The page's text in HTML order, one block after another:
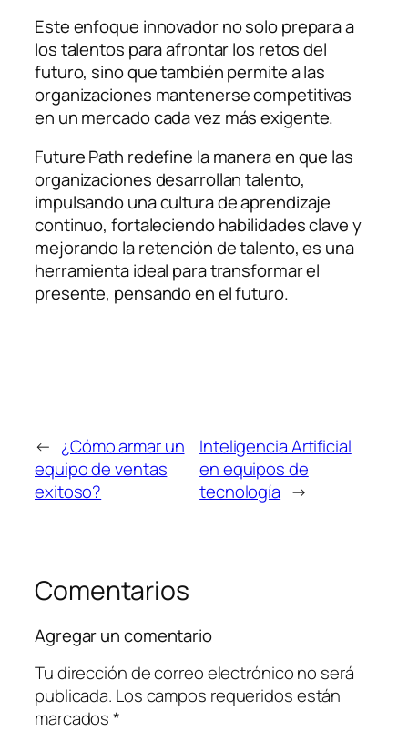
Este enfoque innovador no solo prepara a
los talentos para afrontar los retos del
futuro, sino que también permite a las
organizaciones mantenerse competitivas
en un mercado cada vez más exigente.
Future Path redefine la manera en que las
organizaciones desarrollan talento,
impulsando una cultura de aprendizaje
continuo, fortaleciendo habilidades clave y
mejorando la retención de talento, es una
herramienta ideal para transformar el
presente, pensando en el futuro.
← ¿Cómo armar un
equipo de ventas
exitoso?
Inteligencia Artificial
en equipos de
tecnología →
Comentarios
Agregar un comentario
Tu dirección de correo electrónico no será
publicada. Los campos requeridos están
marcados*